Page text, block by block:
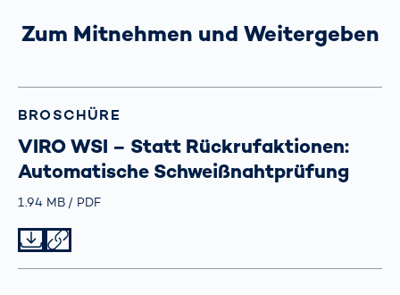
Zum Mitnehmen und Weitergeben
BROSCHÜRE
VIRO WSI – Statt Rückrufaktionen:
Automatische Schweißnahtprüfung
Größe
1.94 MB TypPDF